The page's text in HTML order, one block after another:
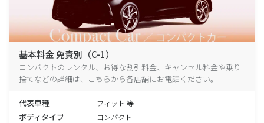
基本料金 免責別（C-1）
コンパクトのレンタル、お得な割引料金、キャンセル料金や乗り
捨てなどの詳細は、こちらから各店舗にお電話ください。
代表車種 フィット 等
ボディタイプ コンパクト